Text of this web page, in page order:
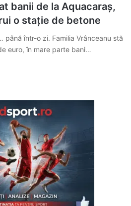
banii de la Aquacaraș,
o stație de betone
până într-o zi. Familia Vrânceanu stă
euro, în mare parte bani…